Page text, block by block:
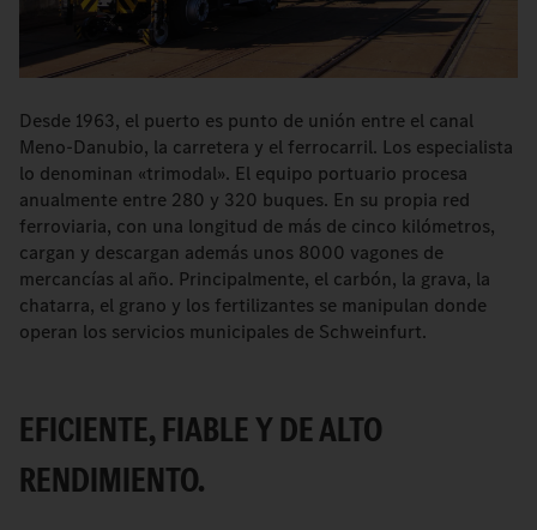
Desde 1963, el puerto es punto de unión entre el canal
Meno-Danubio, la carretera y el ferrocarril. Los especialista
lo denominan «trimodal». El equipo portuario procesa
anualmente entre 280 y 320 buques. En su propia red
ferroviaria, con una longitud de más de cinco kilómetros,
cargan y descargan además unos 8000 vagones de
mercancías al año. Principalmente, el carbón, la grava, la
chatarra, el grano y los fertilizantes se manipulan donde
operan los servicios municipales de Schweinfurt.
EFICIENTE, FIABLE Y DE ALTO
RENDIMIENTO.